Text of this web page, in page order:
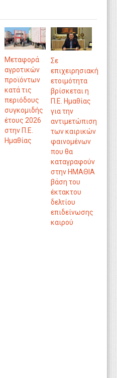
Μεταφορά
αγροτικών
προϊόντων
κατά τις
περιόδους
συγκομιδής
έτους 2026
στην Π.Ε.
Ημαθίας
Σε
επιχειρησιακή
ετοιμότητα
βρίσκεται η
Π.Ε. Ημαθίας
για την
αντιμετώπιση
των καιρικών
φαινομένων
που θα
καταγραφούν
στην ΗΜΑΘΙΑ
βάση του
έκτακτου
δελτίου
επιδείνωσης
καιρού